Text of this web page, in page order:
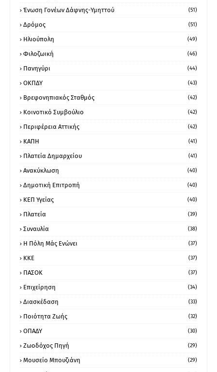
Ένωση Γονέων Δάφνης-Υμηττού (51)
Δρόμος (51)
Ηλιούπολη (49)
Φιλοζωική (46)
Πανηγύρι (44)
ΟΚΠΔΥ (43)
Βρεφονηπιακός Σταθμός (42)
Κοινοτικό Συμβούλιο (42)
Περιφέρεια Αττικής (42)
ΚΑΠΗ (41)
Πλατεία Δημαρχείου (41)
Ανακύκλωση (40)
Δημοτική Επιτροπή (40)
ΚΕΠ Υγείας (40)
Πλατεία (39)
Συναυλία (38)
Η Πόλη Μάς Ενώνει (37)
ΚΚΕ (37)
ΠΑΣΟΚ (37)
Επιχείρηση (34)
Διασκέδαση (33)
Ποιότητα Ζωής (32)
ΟΠΑΔΥ (30)
Ζωοδόχος Πηγή (29)
Μουσείο Μπουζιάνη (29)